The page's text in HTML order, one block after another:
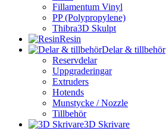
Fillamentum Vinyl
PP (Polypropylene)
Thibra3D Skulpt
Resin
Delar & tillbehör
Reservdelar
Uppgraderingar
Extruders
Hotends
Munstycke / Nozzle
Tillbehör
3D Skrivare